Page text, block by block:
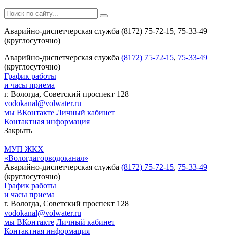
Аварийно-диспетчерская служба (8172) 75-72-15, 75-33-49
(круглосуточно)
Аварийно-диспетчерская служба (8172) 75-72-15, 75-33-49
(круглосуточно)
График работы
и часы приема
г. Вологда, Советский проспект 128
vodokanal@volwater.ru
мы ВКонтакте Личный кабинет
Контактная информация
Закрыть
МУП ЖКХ
«Вологдагорводоканал»
Аварийно-диспетчерская служба (8172) 75-72-15, 75-33-49
(круглосуточно)
График работы
и часы приема
г. Вологда, Советский проспект 128
vodokanal@volwater.ru
мы ВКонтакте Личный кабинет
Контактная информация